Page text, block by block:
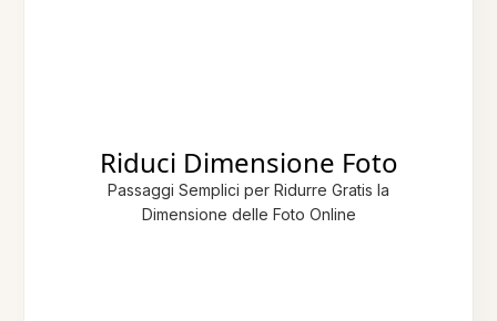
Riduci Dimensione Foto
Passaggi Semplici per Ridurre Gratis la
Dimensione delle Foto Online